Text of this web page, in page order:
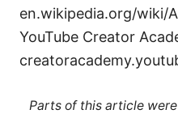
en.wikipedia.org/wiki/
YouTube Creator
Parts of this article